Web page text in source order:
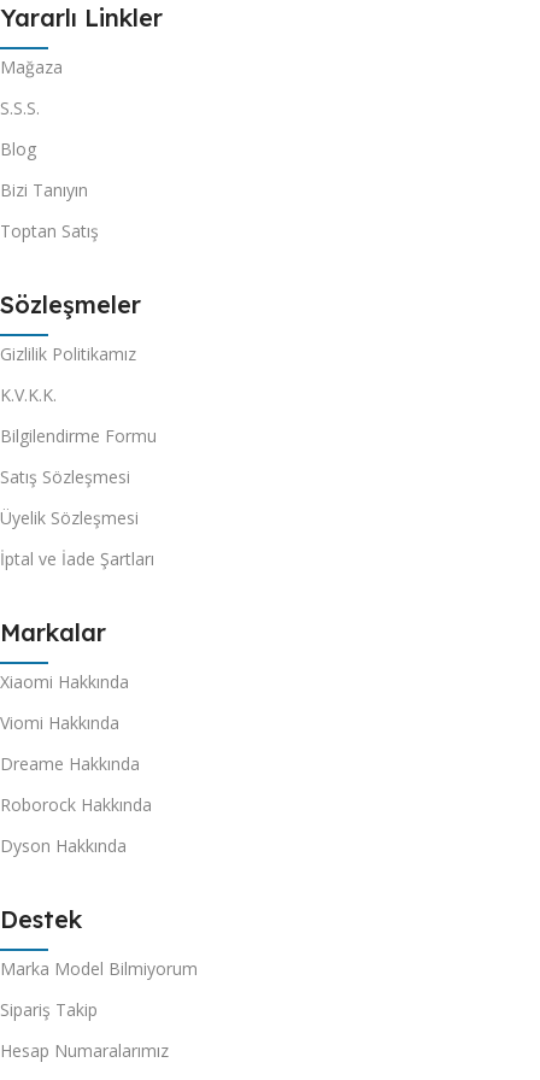
Yararlı Linkler
Mağaza
S.S.S.
Blog
Bizi Tanıyın
Toptan Satış
Sözleşmeler
Gizlilik Politikamız
K.V.K.K.
Bilgilendirme Formu
Satış Sözleşmesi
Üyelik Sözleşmesi
İptal ve İade Şartları
Markalar
Xiaomi Hakkında
Viomi Hakkında
Dreame Hakkında
Roborock Hakkında
Dyson Hakkında
Destek
Marka Model Bilmiyorum
Sipariş Takip
Hesap Numaralarımız